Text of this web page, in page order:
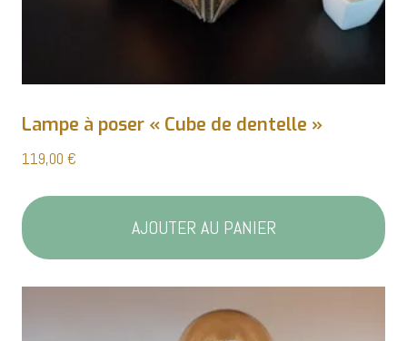
Lampe à poser « Cube de dentelle »
119,00 €
AJOUTER AU PANIER